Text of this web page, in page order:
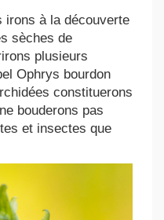
irons à la découverte
sèches de
plusieurs
Ophrys bourdon
constituerons
bouderons pas
et insectes que